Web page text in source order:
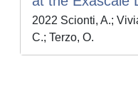
2022 Scionti, A.;
C.; Terzo, O.